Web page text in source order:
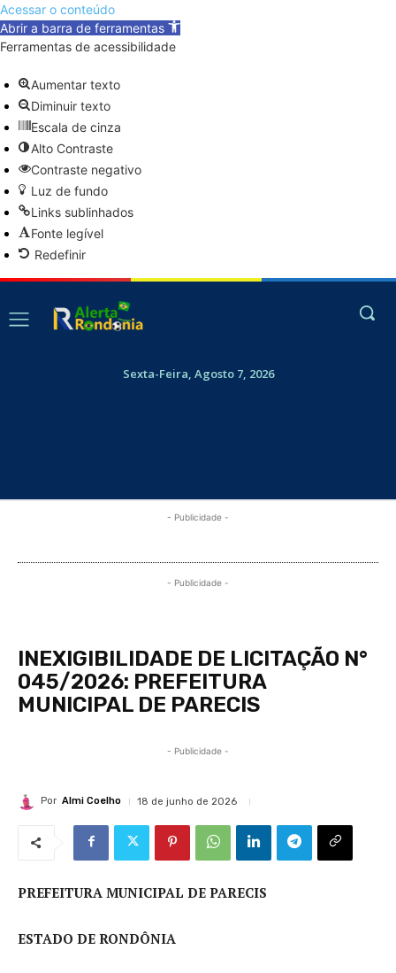
Acessar o conteúdo
Abrir a barra de ferramentas
Ferramentas de acessibilidade
Aumentar texto
Diminuir texto
Escala de cinza
Alto Contraste
Contraste negativo
Luz de fundo
Links sublinhados
Fonte legível
Redefinir
Sexta-Feira, Agosto 7, 2026
- Publicidade -
- Publicidade -
INEXIGIBILIDADE DE LICITAÇÃO N°
045/2026: PREFEITURA
MUNICIPAL DE PARECIS
- Publicidade -
Por Almi Coelho 18 de junho de 2026
PREFEITURA MUNICIPAL DE PARECIS
ESTADO DE RONDÔNIA